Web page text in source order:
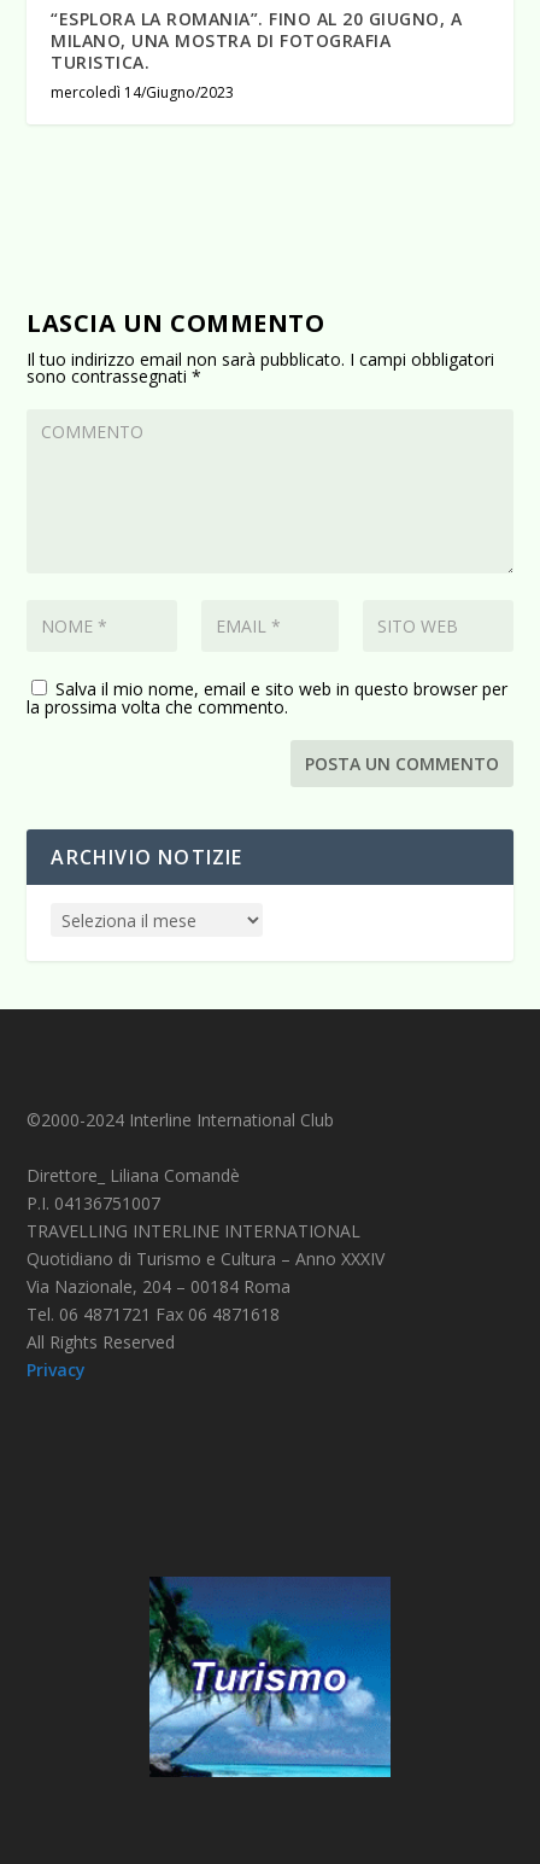
“ESPLORA LA ROMANIA”. FINO AL 20 GIUGNO, A
MILANO, UNA MOSTRA DI FOTOGRAFIA
TURISTICA.
mercoledì 14/Giugno/2023
LASCIA UN COMMENTO
Il tuo indirizzo email non sarà pubblicato. I campi obbligatori
sono contrassegnati*
Salva il mio nome, email e sito web in questo browser per
la prossima volta che commento.
ARCHIVIO NOTIZIE
©2000-2024 Interline International Club
Direttore_ Liliana Comandè
P.I. 04136751007
TRAVELLING INTERLINE INTERNATIONAL
Quotidiano di Turismo e Cultura – Anno XXXIV
Via Nazionale, 204 – 00184 Roma
Tel. 06 4871721 Fax 06 4871618
All Rights Reserved
Privacy